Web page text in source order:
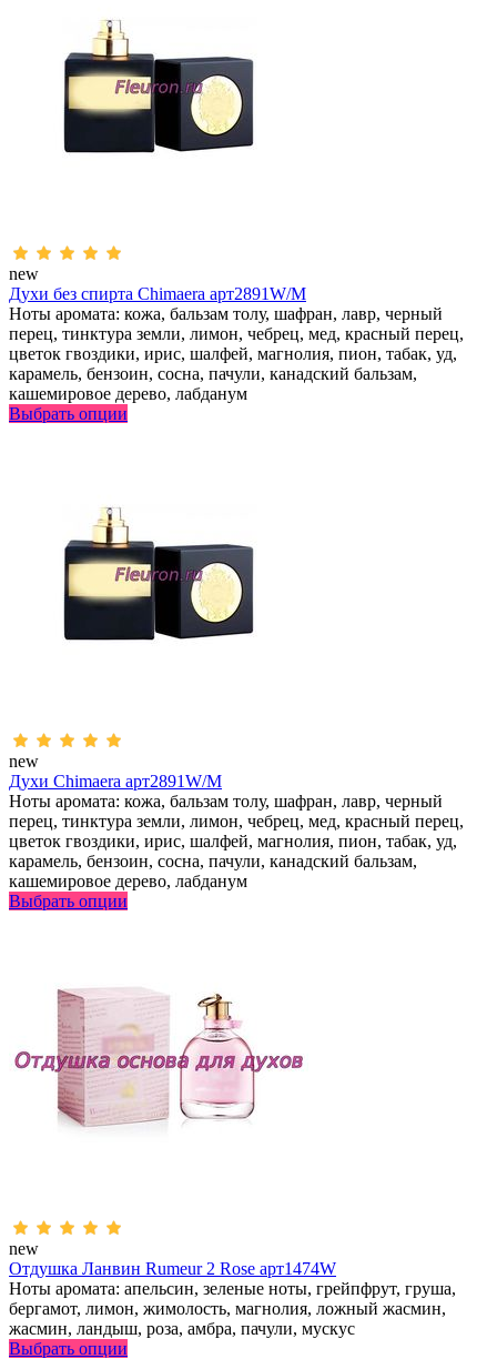
new
Духи без спирта Chimaera арт2891W/M
Ноты аромата: кожа, бальзам толу, шафран, лавр, черный
перец, тинктура земли, лимон, чебрец, мед, красный перец,
цветок гвоздики, ирис, шалфей, магнолия, пион, табак, уд,
карамель, бензоин, сосна, пачули, канадский бальзам,
кашемировое дерево, лабданум
Выбрать опции
new
Духи Chimaera арт2891W/M
Ноты аромата: кожа, бальзам толу, шафран, лавр, черный
перец, тинктура земли, лимон, чебрец, мед, красный перец,
цветок гвоздики, ирис, шалфей, магнолия, пион, табак, уд,
карамель, бензоин, сосна, пачули, канадский бальзам,
кашемировое дерево, лабданум
Выбрать опции
new
Отдушка Ланвин Rumeur 2 Rose арт1474W
Ноты аромата: апельсин, зеленые ноты, грейпфрут, груша,
бергамот, лимон, жимолость, магнолия, ложный жасмин,
жасмин, ландыш, роза, амбра, пачули, мускус
Выбрать опции